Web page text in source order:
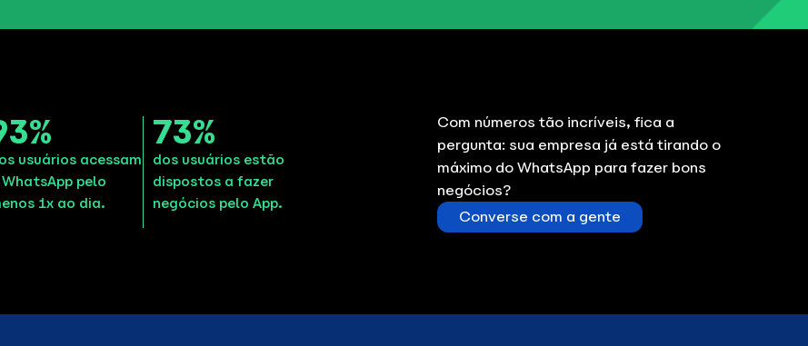
usuários acessam
pelo
1x ao dia.
73%
dos usuários estão
dispostos a fazer
negócios pelo App.
Com números tão incríveis, fica a
pergunta: sua empresa já está tirando o
máximo do WhatsApp para fazer bons
negócios?
Converse com a gente